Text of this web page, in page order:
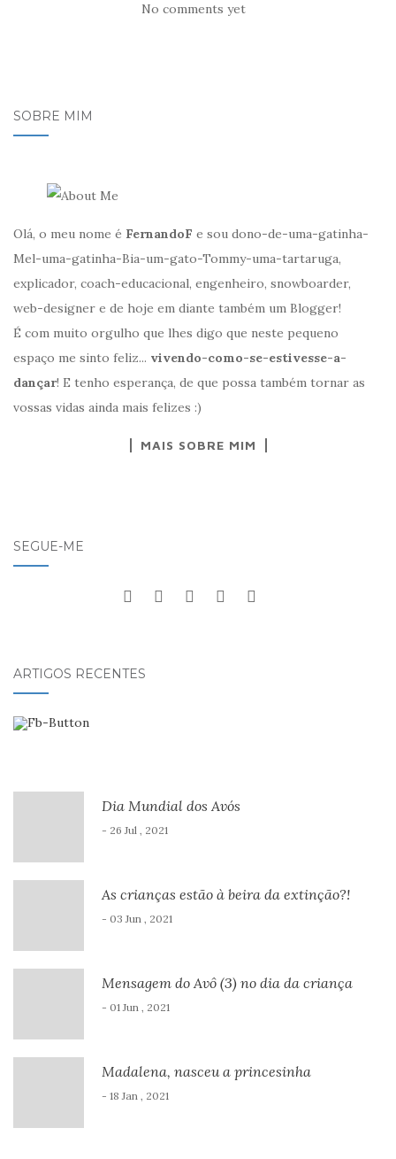
No comments yet
SOBRE MIM
Olá, o meu nome é FernandoF e sou dono-de-uma-gatinha-
Mel-uma-gatinha-Bia-um-gato-Tommy-uma-tartaruga,
explicador, coach-educacional, engenheiro, snowboarder,
web-designer e de hoje em diante também um Blogger!
É com muito orgulho que lhes digo que neste pequeno
espaço me sinto feliz... vivendo-como-se-estivesse-a-
dançar! E tenho esperança, de que possa também tornar as
vossas vidas ainda mais felizes :)
MAIS SOBRE MIM
SEGUE-ME
ARTIGOS RECENTES
Dia Mundial dos Avós
- 26 Jul , 2021
As crianças estão à beira da extinção?!
- 03 Jun , 2021
Mensagem do Avô (3) no dia da criança
- 01 Jun , 2021
Madalena, nasceu a princesinha
- 18 Jan , 2021